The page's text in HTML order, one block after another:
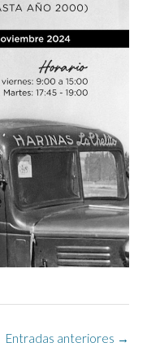
Entradas anteriores →